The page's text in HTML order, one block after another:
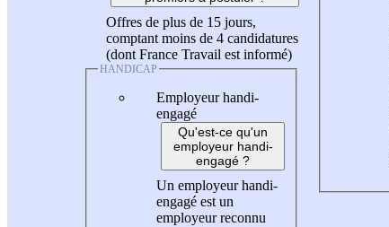
Offres de plus de 15 jours,
comptant moins de 4 candidatures
(dont France Travail est informé)
HANDICAP
Employeur handi-
engagé
Qu'est-ce qu'un
employeur handi-
engagé ?
Un employeur handi-
engagé est un
employeur reconnu